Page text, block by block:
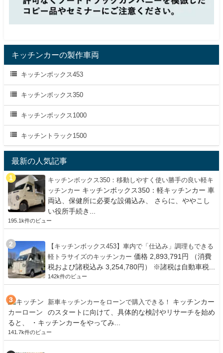
キッチンカーの製作車両
キッチンボックス453
キッチンボックス350
キッチンボックス1000
キッチントラック1500
最新の人気記事
キッチンボックス350：移動しやすく使い勝手の良い軽キ
ッチンカー キッチンボックス350：軽キッチンカー 車
両込、保健所に必要な設備込み、 さらに、ややこし
い役所手続き...
195.1k件のビュー
【キッチンボックス453】車内で「仕込み」調理もできる
軽トラサイズのキッチンカー 価格 2,893,791円 （消費
税および諸税込み 3,254,780円） ※諸税は自動車税...
142k件のビュー
新車キッチンカーをローンで購入できる！
キッチンカー
のスタートに向けて、具体的な検討やリサーチを始め
ると、 ・キッチンカーをやってみ...
141.7k件のビュー